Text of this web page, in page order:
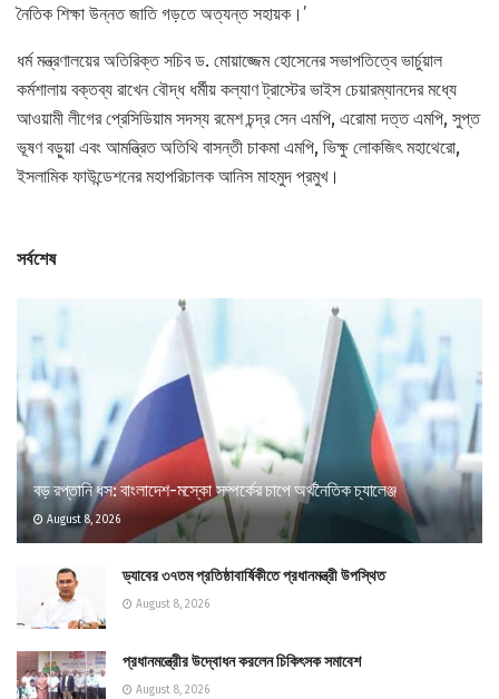
নৈতিক শিক্ষা উন্নত জাতি গড়তে অত্যন্ত সহায়ক।’
ধর্ম মন্ত্রণালয়ের অতিরিক্ত সচিব ড. মোয়াজ্জেম হোসেনের সভাপতিত্বে ভার্চুয়াল
কর্মশালায় বক্তব্য রাখেন বৌদ্ধ ধর্মীয় কল্যাণ ট্রাস্টের ভাইস চেয়ারম্যানদের মধ্যে
আওয়ামী লীগের প্রেসিডিয়াম সদস্য রমেশ চন্দ্র সেন এমপি, এরোমা দত্ত এমপি, সুপ্ত
ভূষণ বড়ুয়া এবং আমন্ত্রিত অতিথি বাসন্তী চাকমা এমপি, ভিক্ষু লোকজিৎ মহাথেরো,
ইসলামিক ফাউন্ডেশনের মহাপরিচালক আনিস মাহমুদ প্রমুখ।
সর্বশেষ
বড় রপ্তানি ধস: বাংলাদেশ-মস্কো সম্পর্কের চাপে অর্থনৈতিক চ্যালেঞ্জ
August 8, 2026
ড্যাবের ৩৭তম প্রতিষ্ঠাবার্ষিকীতে প্রধানমন্ত্রী উপস্থিত
August 8, 2026
প্রধানমন্ত্রীের উদ্বোধন করলেন চিকিৎসক সমাবেশ
August 8, 2026